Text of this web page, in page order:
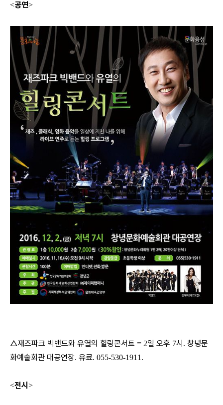
<공연>
△재즈파크 빅밴드와 유열의 힐링콘서트 = 2일 오후 7시 . 창녕문
화예술회관 대공연장. 유료. 055-530-1911.
<전시 >